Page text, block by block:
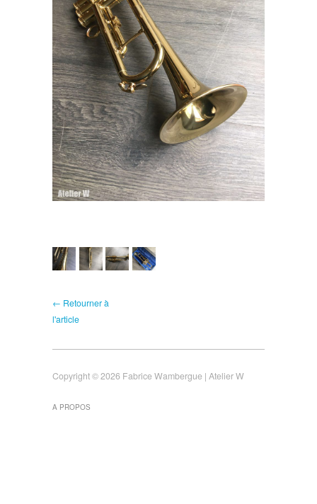
← Retourner à
l'article
Copyright © 2026 Fabrice Wambergue | Atelier W
A PROPOS